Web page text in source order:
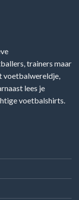
trainers maar
voetbalwereldje,
lees je
voetbalshirts.